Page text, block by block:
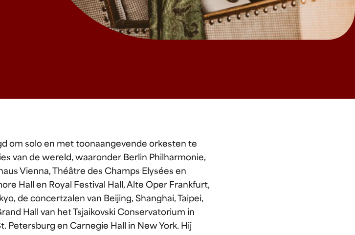
om solo en met toonaangevende orkesten te
van de wereld, waaronder Berlin Philharmonie,
Vienna, Théâtre des Champs Elysées en
Hall en Royal Festival Hall, Alte Oper Frankfurt,
de concertzalen van Beijing, Shanghai, Taipei,
Hall van het Tsjaikovski Conservatorium in
Petersburg en Carnegie Hall in New York. Hij